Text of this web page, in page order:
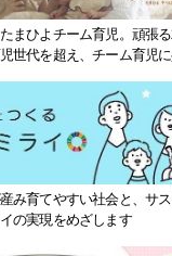
まひよチーム育児。頑張
世代を超え、チーム育児
み育てやすい社会と、サ
の実現をめざします